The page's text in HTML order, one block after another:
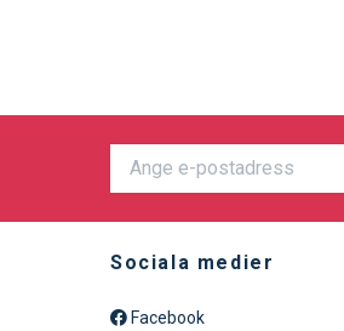
Sociala medier
Facebook